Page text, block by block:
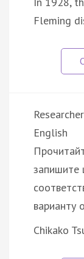
Fleming
English
запишите
варианту
Chikako